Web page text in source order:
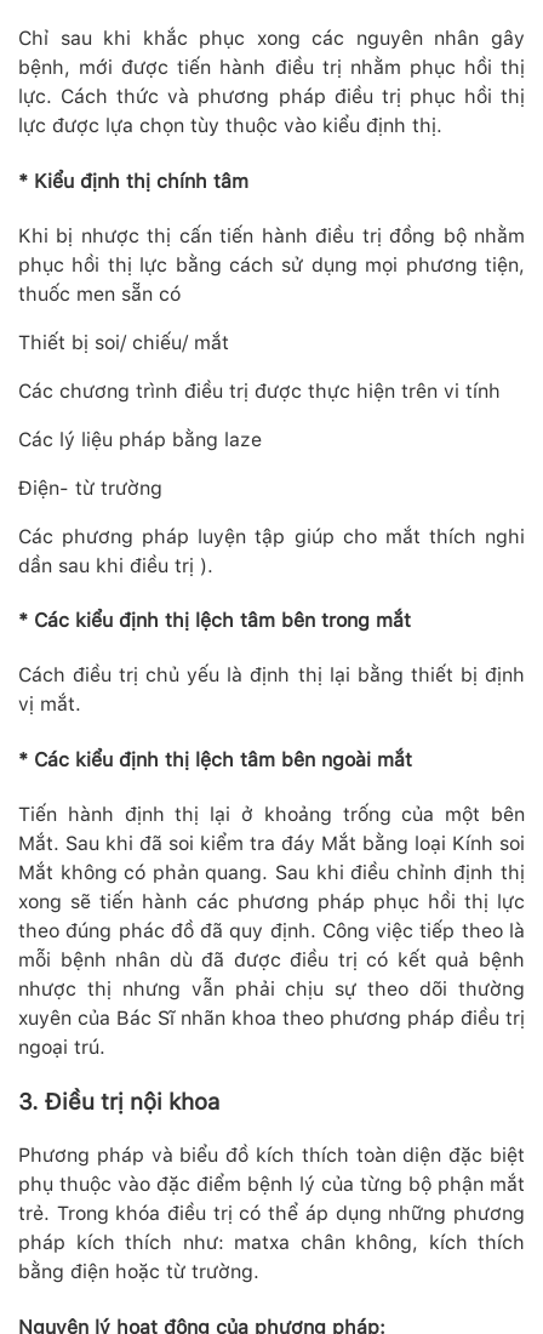
Chỉ sau khi khắc phục xong các nguyên nhân gây
bệnh, mới được tiến hành điều trị nhằm phục hồi thị
lực. Cách thức và phương pháp điều trị phục hồi thị
lực được lựa chọn tùy thuộc vào kiểu định thị.
* Kiểu định thị chính tâm
Khi bị nhược thị cấn tiến hành điều trị đồng bộ nhằm
phục hồi thị lực bằng cách sử dụng mọi phương tiện,
thuốc men sẵn có
Thiết bị soi/ chiếu/ mắt
Các chương trình điều trị được thực hiện trên vi tính
Các lý liệu pháp bằng laze
Điện- từ trường
Các phương pháp luyện tập giúp cho mắt thích nghi
dần sau khi điều trị ).
* Các kiểu định thị lệch tâm bên trong mắt
Cách điều trị chủ yếu là định thị lại bằng thiết bị định
vị mắt.
* Các kiểu định thị lệch tâm bên ngoài mắt
Tiến hành định thị lại ở khoảng trống của một bên
Mắt. Sau khi đã soi kiểm tra đáy Mắt bằng loại Kính soi
Mắt không có phản quang. Sau khi điều chỉnh định thị
xong sẽ tiến hành các phương pháp phục hồi thị lực
theo đúng phác đồ đã quy định. Công việc tiếp theo là
mỗi bệnh nhân dù đã được điều trị có kết quả bệnh
nhược thị nhưng vẫn phải chịu sự theo dõi thường
xuyên của Bác Sĩ nhãn khoa theo phương pháp điều trị
ngoại trú.
3. Điều trị nội khoa
Phương pháp và biểu đồ kích thích toàn diện đặc biệt
phụ thuộc vào đặc điểm bệnh lý của từng bộ phận mắt
trẻ. Trong khóa điều trị có thể áp dụng những phương
pháp kích thích như: matxa chân không, kích thích
bằng điện hoặc từ trường.
Nguyên lý hoạt động của phương pháp: